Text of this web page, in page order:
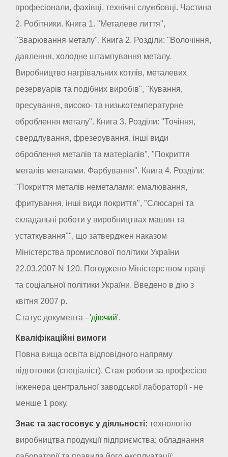
професіонали, фахівці, технічні службовці. Частина
2. Робітники. Книга 1. "Металеве лиття",
"Зварювання металу". Книга 2. Розділи: "Волочіння,
давлення, холодне штампування металу.
Виробництво нагрівальних котлів, металевих
резервуарів та подібних виробів", "Кування,
пресування, високо- та низькотемпературне
оброблення металу". Книга 3. Розділи: "Точіння,
свердлування, фрезерування, інші види
оброблення металів та матеріалів", "Покриття
металів металами. Фарбування". Книга 4. Розділи:
"Покриття металів неметалами: емалювання,
фритування, інші види покриття", "Слюсарні та
складальні роботи у виробництвах машин та
устаткування"", що затверджен наказом
Міністерства промислової політики України
22.03.2007 N 120. Погоджено Міністерством праці
та соціальної політики України. Введено в дію з
квітня 2007 р.
Статус документа - 'діючий'.
Кваліфікаційні вимоги
Повна вища освіта відповідного напряму
підготовки (спеціаліст). Стаж роботи за професією
інженера центральної заводської лабораторії - не
менше 1 року.
Знає та застосовує у діяльності: технологію
виробництва продукції підприємства; обладнання